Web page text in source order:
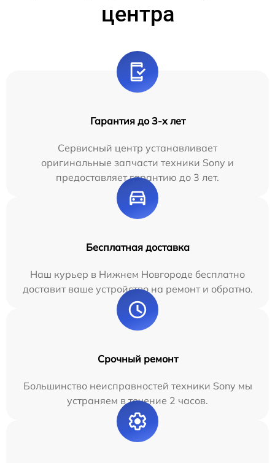
центра
Гарантия до 3-х лет
Сервисный центр устанавливает
оригинальные запчасти техники Sony и
предоставляет гарантию до 3 лет.
Бесплатная доставка
Наш курьер в Нижнем Новгороде бесплатно
доставит ваше устройство на ремонт и обратно.
Срочный ремонт
Большинство неисправностей техники Sony мы
устраняем в течение 2 часов.